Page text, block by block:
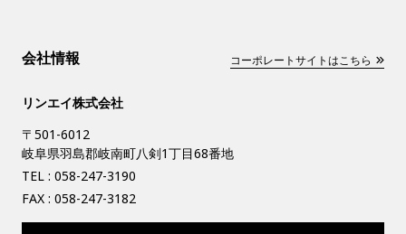
会社情報 コーポレートサイトはこちら
リンエイ株式会社
〒501-6012
岐阜県羽島郡岐南町八剣1丁目68番地
TEL : 058-247-3190
FAX : 058-247-3182